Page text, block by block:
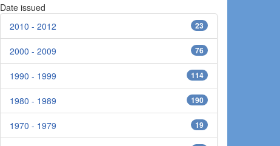
Date issued
23
2010 - 2012
76
2000 - 2009
114
1990 - 1999
190
1980 - 1989
19
1970 - 1979